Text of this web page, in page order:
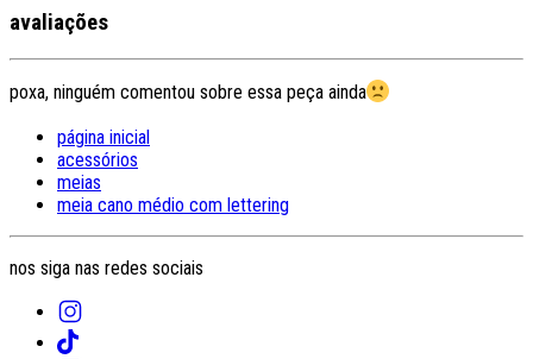
avaliações
poxa, ninguém comentou sobre essa peça ainda
página inicial
acessórios
meias
meia cano médio com lettering
nos siga nas redes sociais